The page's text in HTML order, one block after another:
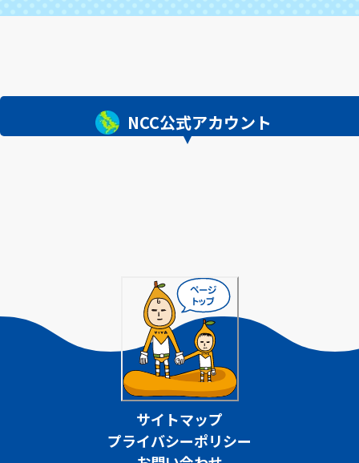
NCC公式アカウント
サイトマップ
プライバシーポリシー